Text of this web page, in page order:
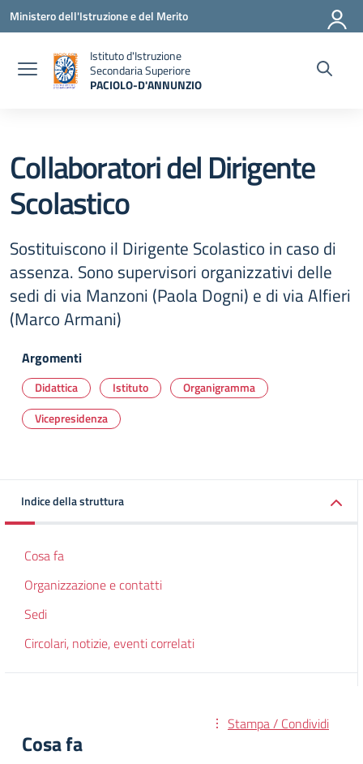
Vai ai contenuti
Vai al menu di navigazione
Vai al footer
Ministero dell'Istruzione e del Merito
Istituto d'Istruzione
Secondaria Superiore
PACIOLO-D'ANNUNZIO
Collaboratori del Dirigente
Scolastico
Sostituiscono il Dirigente Scolastico in caso di
assenza. Sono supervisori organizzativi delle
sedi di via Manzoni (Paola Dogni) e di via Alfieri
(Marco Armani)
Argomenti
Didattica Istituto
Organigramma
Vicepresidenza
Indice della struttura
Cosa fa
Organizzazione e contatti
Sedi
Circolari, notizie, eventi correlati
Stampa / Condividi
Cosa fa